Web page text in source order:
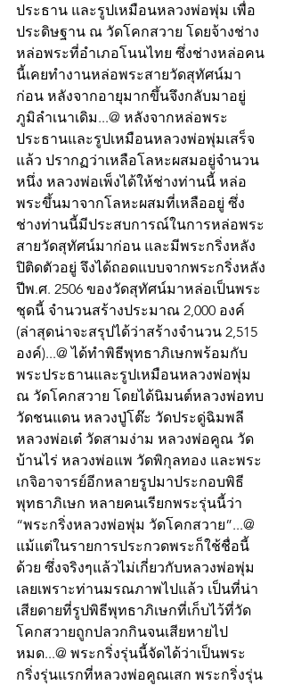
ประธาน และรูปเหมือนหลวงพ่อพุ่ม เพื่อ
ประดิษฐาน ณ วัดโคกสวาย โดยจ้างช่าง
หล่อพระที่อำเภอโนนไทย ซึ่งช่างหล่อคน
นี้เคยทำงานหล่อพระสายวัดสุทัศน์มา
ก่อน หลังจากอายุมากขึ้นจึงกลับมาอยู่
ภูมิลำเนาเดิม...@ หลังจากหล่อพระ
ประธานและรูปเหมือนหลวงพ่อพุ่มเสร็จ
แล้ว ปรากฏว่าเหลือโลหะผสมอยู่จำนวน
หนึ่ง หลวงพ่อเพ็งได้ให้ช่างท่านนี้ หล่อ
พระขึ้นมาจากโลหะผสมที่เหลืออยู่ ซึ่ง
ช่างท่านนี้มีประสบการณ์ในการหล่อพระ
สายวัดสุทัศน์มาก่อน และมีพระกริ่งหลัง
ปิติดตัวอยู่ จึงได้ถอดแบบจากพระกริ่งหลัง
ปีพ.ศ. 2506 ของวัดสุทัศน์มาหล่อเป็นพระ
ชุดนี้ จำนวนสร้างประมาณ 2,000 องค์
(ล่าสุดน่าจะสรุปได้ว่าสร้างจำนวน 2,515
องค์)...@ ได้ทำพิธีพุทธาภิเษกพร้อมกับ
พระประธานและรูปเหมือนหลวงพ่อพุ่ม
ณ วัดโคกสวาย โดยได้นิมนต์หลวงพ่อทบ
วัดชนแดน หลวงปู่โต๊ะ วัดประดู่ฉิมพลี
หลวงพ่อเต๋ วัดสามง่าม หลวงพ่อคูณ วัด
บ้านไร่ หลวงพ่อแพ วัดพิกุลทอง และพระ
เกจิอาจารย์อีกหลายรูปมาประกอบพิธี
พุทธาภิเษก หลายคนเรียกพระรุ่นนี้ว่า
“พระกริ่งหลวงพ่อพุ่ม วัดโคกสวาย”...@
แม้แต่ในรายการประกวดพระก็ใช้ชื่อนี้
ด้วย ซึ่งจริงๆแล้วไม่เกี่ยวกับหลวงพ่อพุ่ม
เลยเพราะท่านมรณภาพไปแล้ว เป็นที่น่า
เสียดายที่รูปพิธีพุทธาภิเษกที่เก็บไว้ที่วัด
โคกสวายถูกปลวกกินจนเสียหายไป
หมด...@ พระกริ่งรุ่นนี้จัดได้ว่าเป็นพระ
กริ่งรุ่นแรกที่หลวงพ่อคูณเสก พระกริ่งรุ่น